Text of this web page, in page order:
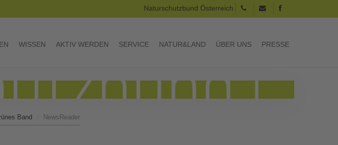
Naturschutzbund Österreich
WISSEN AKTIV WERDEN SERVICE NATUR&LAND ÜBER UNS PRESSE
Band NewsReader